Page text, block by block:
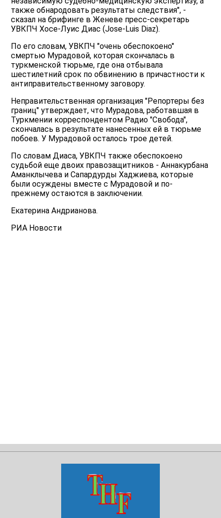
также обнародовать результаты следствия", -
сказал на брифинге в Женеве пресс-секретарь
УВКПЧ Хосе-Луис Диас (Jose-Luis Diaz).
По его словам, УВКПЧ "очень обеспокоено"
смертью Мурадовой, которая скончалась в
туркменской тюрьме, где она отбывала
шестилетний срок по обвинению в причастности к
антиправительственному заговору.
Неправительственная организация "Репортеры без
границ" утверждает, что Мурадова, работавшая в
Туркмении корреспондентом Радио "Свобода",
скончалась в результате нанесенных ей в тюрьме
побоев. У Мурадовой осталось трое детей.
По словам Диаса, УВКПЧ также обеспокоено
судьбой еще двоих правозащитников - Аннакурбана
Аманклычева и Сапардурды Хаджиева, которые
были осуждены вместе с Мурадовой и по-
прежнему остаются в заключении.
Екатерина Андрианова.
РИА Новости